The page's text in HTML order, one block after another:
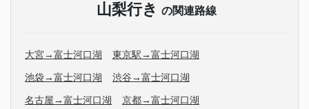
山梨行き の関連路線
大宮→富士河口湖 東京駅→富士河口湖
池袋→富士河口湖 渋谷→富士河口湖
名古屋→富士河口湖 京都→富士河口湖